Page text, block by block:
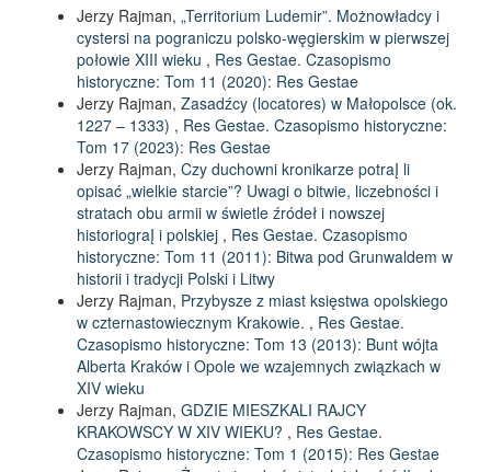
Jerzy Rajman, „Territorium Ludemir”. Możnowładcy i
cystersi na pograniczu polsko-węgierskim w pierwszej
połowie XIII wieku , Res Gestae. Czasopismo
historyczne: Tom 11 (2020): Res Gestae
Jerzy Rajman, Zasadźcy (locatores) w Małopolsce (ok.
1227 – 1333) , Res Gestae. Czasopismo historyczne:
Tom 17 (2023): Res Gestae
Jerzy Rajman, Czy duchowni kronikarze potraĮ li
opisać „wielkie starcie”? Uwagi o bitwie, liczebności i
stratach obu armii w świetle źródeł i nowszej
historiograĮ i polskiej , Res Gestae. Czasopismo
historyczne: Tom 11 (2011): Bitwa pod Grunwaldem w
historii i tradycji Polski i Litwy
Jerzy Rajman, Przybysze z miast księstwa opolskiego
w czternastowiecznym Krakowie. , Res Gestae.
Czasopismo historyczne: Tom 13 (2013): Bunt wójta
Alberta Kraków i Opole we wzajemnych związkach w
XIV wieku
Jerzy Rajman, GDZIE MIESZKALI RAJCY
KRAKOWSCY W XIV WIEKU? , Res Gestae.
Czasopismo historyczne: Tom 1 (2015): Res Gestae